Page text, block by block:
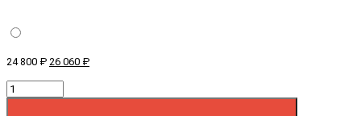
24 800 ₽ 26 060 ₽